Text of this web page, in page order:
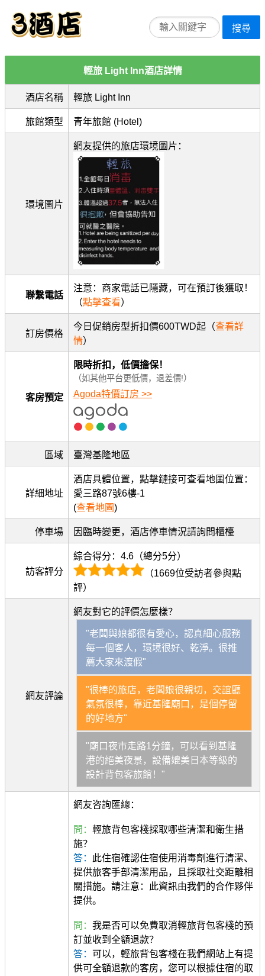
搜尋
輕旅 Light Inn酒店詳情
酒店名稱 輕旅 Light Inn
旅館類型 青年旅館 (Hotel)
環境圖片
網友提供的旅店環境圖片：
聯繫電話
注意：商家電話已隱藏，可在預訂後獲取！
（點擊查看）
訂房價格
今日促銷房型折扣價600TWD起（查看詳
情）
客房預定
限時折扣，低價擔保！
（如其他平台更低價，退差價!）
Agoda特價訂房 >>
區域 臺灣基隆地區
詳細地址
酒店具體位置，點擊鏈接可查看地圖位置：
愛三路87號6樓-1
(查看地圖)
停車場 因臨時變更，酒店停車情況請詢問櫃檯
訪客評分
綜合得分：4.6（總分5分）
（1669位受訪者參與點
評）
網友評論
網友對它的評價怎麼樣？
"老闆與娘都很有愛心，認真細心服務
每一個客人，環境很好、乾淨。很推
薦大家來渡假"
"很棒的旅店，老闆娘很親切，交誼廳
氣氛很棒，靠近基隆廟口，是個停留
的好地方"
"廟口夜市走路1分鐘，可以看到基隆
港的絕美夜景，設備媲美日本等級的
設計背包客旅館！"
網友咨詢匯總：
問： 輕旅背包客棧採取哪些清潔和衛生措
施？
答：
此住宿確認住宿使用消毒劑進行清潔、
提供旅客手部清潔用品，且採取社交距離相
關措施。請注意：此資訊由我們的合作夥伴
提供。
問： 我是否可以免費取消輕旅背包客棧的預
訂並收到全額退款？
答： 可以，輕旅背包客棧在我們網站上有提
供可全額退款的客房，您可以根據住宿的取